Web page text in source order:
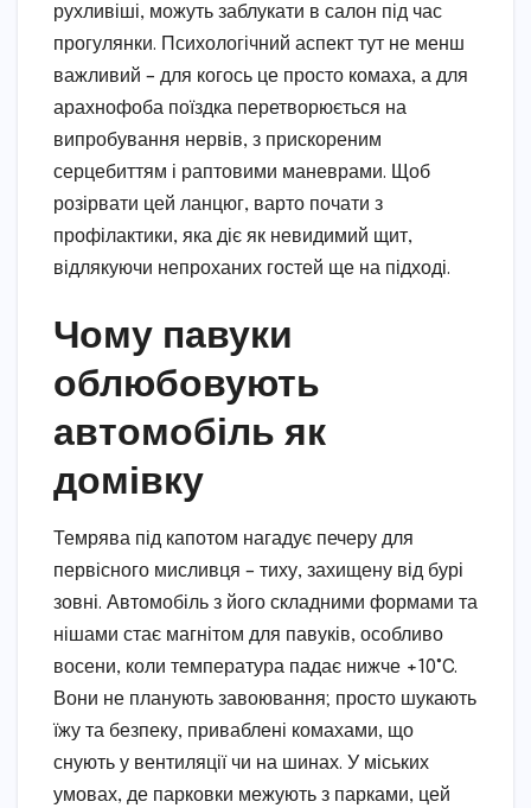
рухливіші, можуть заблукати в салон під час
прогулянки. Психологічний аспект тут не менш
важливий – для когось це просто комаха, а для
арахнофоба поїздка перетворюється на
випробування нервів, з прискореним
серцебиттям і раптовими маневрами. Щоб
розірвати цей ланцюг, варто почати з
профілактики, яка діє як невидимий щит,
відлякуючи непроханих гостей ще на підході.
Чому павуки
облюбовують
автомобіль як
домівку
Темрява під капотом нагадує печеру для
первісного мисливця – тиху, захищену від бурі
зовні. Автомобіль з його складними формами та
нішами стає магнітом для павуків, особливо
восени, коли температура падає нижче +10°C.
Вони не планують завоювання; просто шукають
їжу та безпеку, приваблені комахами, що
снують у вентиляції чи на шинах. У міських
умовах, де парковки межують з парками, цей